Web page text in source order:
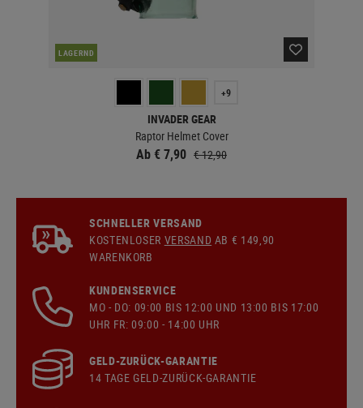
LAGERND
+9
INVADER GEAR
Raptor Helmet Cover
Ab € 7,90 € 12,90
SCHNELLER VERSAND
KOSTENLOSER VERSAND AB € 149,90
WARENKORB
KUNDENSERVICE
MO - DO: 09:00 BIS 12:00 UND 13:00 BIS 17:00
UHR FR: 09:00 - 14:00 UHR
GELD-ZURÜCK-GARANTIE
14 TAGE GELD-ZURÜCK-GARANTIE